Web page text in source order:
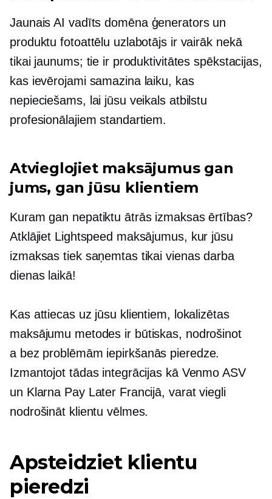
JaunaisAI vadīts domēna ģenerators un
produktu fotoattēlu uzlabotājs ir vairāk nekā
tikai jaunums; tie ir produktivitātes spēkstacijas,
kas ievērojami samazina laiku, kas
nepieciešams, lai jūsu veikals atbilstu
profesionālajiem standartiem.
Atvieglojiet maksājumus gan
jums, gan jūsu klientiem
Kuram gan nepatiktu ātrās izmaksas ērtības?
Atklājiet Lightspeed maksājumus, kur jūsu
izmaksas tiek saņemtas tikai vienas darba
dienas laikā!
Kas attiecas uz jūsu klientiem, lokalizētas
maksājumu metodes ir būtiskas, nodrošinot
a bez problēmām iepirkšanās pieredze.
Izmantojot tādas integrācijas kā Venmo ASV
un Klarna Pay Later Francijā, varat viegli
nodrošināt klientu vēlmes.
Apsteidziet klientu
pieredzi